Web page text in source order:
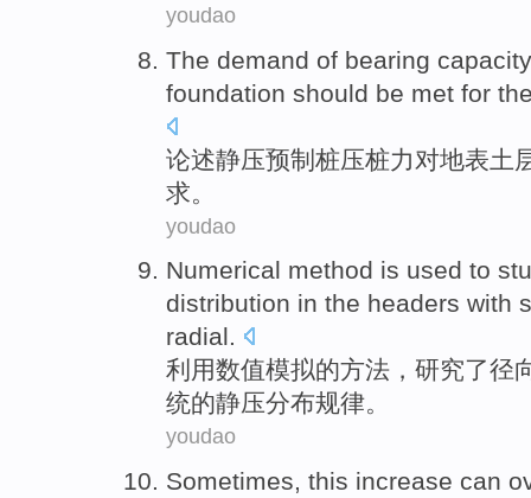
youdao
The demand of bearing capacity
foundation should be met for
论述静压预制 桩压桩力对地表土
求 。
youdao
Numerical method is used to
distribution in the headers with
radial.
利用数值模拟的方法 ， 研究了径
统的静压分布规律。
youdao
Sometimes, this increase can